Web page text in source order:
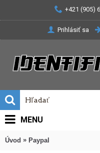
+421 (905)
Prihlásiť sa
MENU
Úvod » Paypal